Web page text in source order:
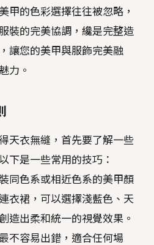
甲的色彩選擇往往被忽略，
裝的完美協調，纔是完整造
讓您的美甲與服飾完美融
力。
天衣無縫，首先要了解一些
下是一些常用的技巧：
同色系或相近色系的美甲顏
衣裙，可以選擇淺藍色、天
造出柔和統一的視覺效果。
不容易出錯，適合任何場